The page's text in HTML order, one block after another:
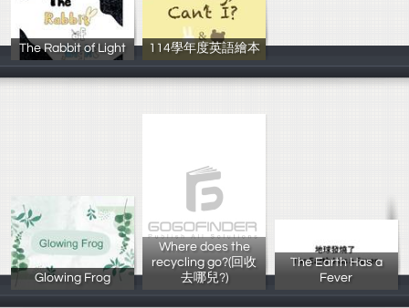
The Rabbit of Light
林欣潁
114學年度英語繪本
林亞黎、林宜霈
Glowing Frog
Where does the
recycling go?(回收
去哪兒?)
The Earth Has a
Fever